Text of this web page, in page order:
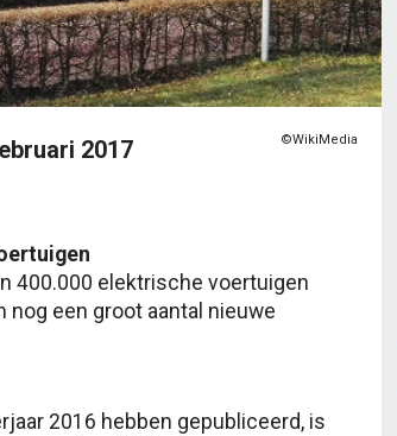
©WikiMedia
2017
400.000 elektrische voertuigen
nog een groot aantal nieuwe
2016 hebben gepubliceerd, is